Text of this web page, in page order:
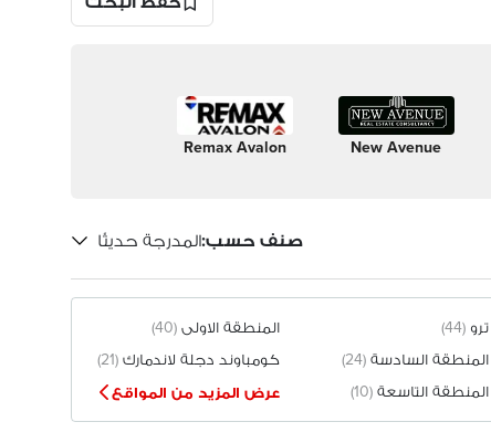
New Avenue
Remax Avalon
صنف حسب:المدرجة حديثًا
ترو (44) المنطقة الاولى(40)
المنطقة السادسة (24) كومباوند دجلة لاندمارك(21)
المنطقة التاسعة (10) عرض المزيد من المواقع